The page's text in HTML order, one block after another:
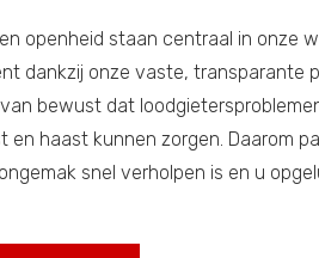
openheid staan centraal in onze
dankzij onze vaste, transparante
bewust dat
en haast kunnen zorgen. Daarom
snel verholpen is en u